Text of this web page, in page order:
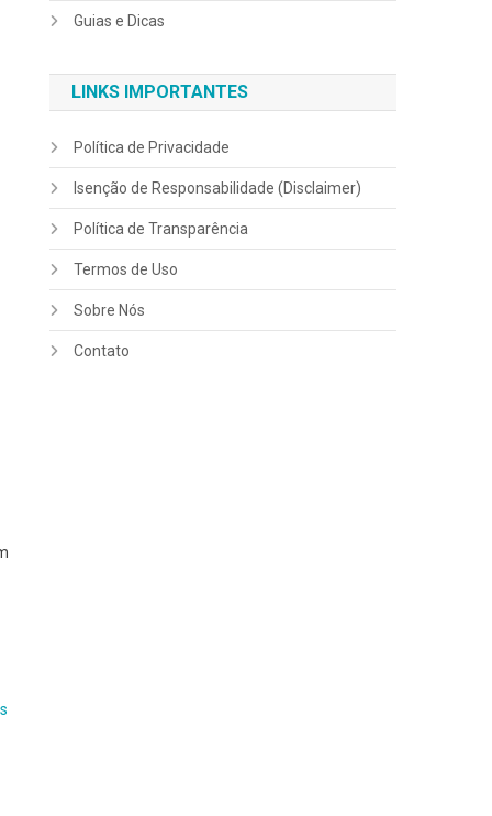
Guias e Dicas
LINKS IMPORTANTES
Política de Privacidade
Isenção de Responsabilidade (Disclaimer)
Política de Transparência
Termos de Uso
Sobre Nós
Contato